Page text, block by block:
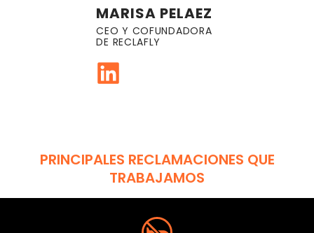
MARISA PELAEZ
CEO Y COFUNDADORA
DE RECLAFLY
PRINCIPALES RECLAMACIONES QUE
TRABAJAMOS